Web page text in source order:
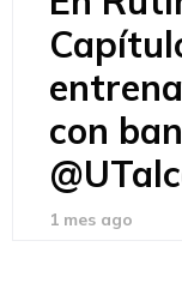
con
1 mes ago